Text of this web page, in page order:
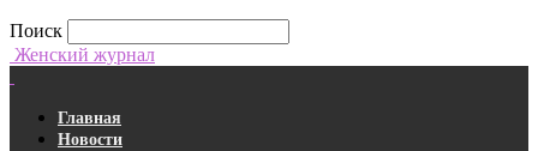
Поиск
Женский журнал
Главная
Новости